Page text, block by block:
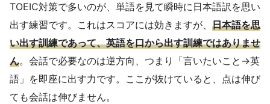
TOEIC対策で多いのが、単語を見て瞬時に日本語訳を思い
出す練習です。これはスコアには効きますが、 日本語を思
い出す訓練であって、英語を口から出す訓練ではありませ
ん。会話で必要なのは逆方向、つまり「言いたいこと→英
語」を即座に出す力です。ここが抜けていると、点は伸び
ても会話は伸びません。